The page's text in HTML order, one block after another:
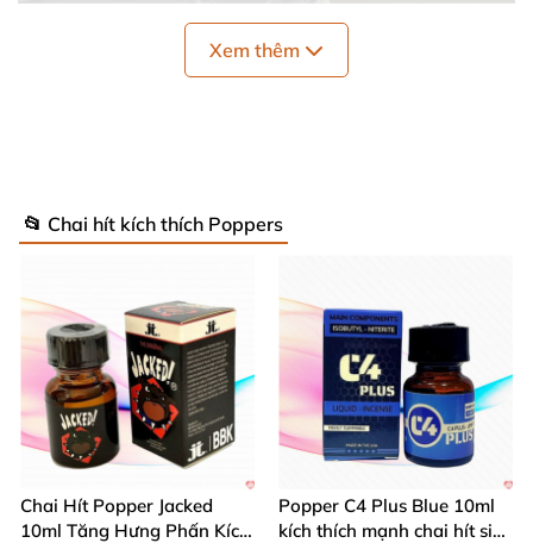
Popper Jacked 10ml PP20được nhập khẩu trực tiếp từ Anh
Quốc.
Thông tin chi tiết Popper Jacked 10ml
PP20:
Xem thêm
📂 Chai hít kích thích Poppers
Chai Hít Popper Jacked
10ml Tăng Hưng Phấn Kích
Popper C4 Plus Blue 10ml
kích thích mạnh chai hít siêu